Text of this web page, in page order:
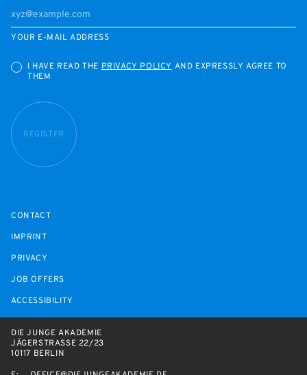
YOUR E-MAIL ADDRESS
I HAVE READ THE PRIVACY POLICY AND EXPRESSLY AGREE TO
THEM
REGISTER
CONTACT
IMPRINT
PRIVACY
JOB OFFERS
ACCESSIBILITY
DIE JUNGE AKADEMIE
JÄGERSTRASSE 22/23
10117 BERLIN